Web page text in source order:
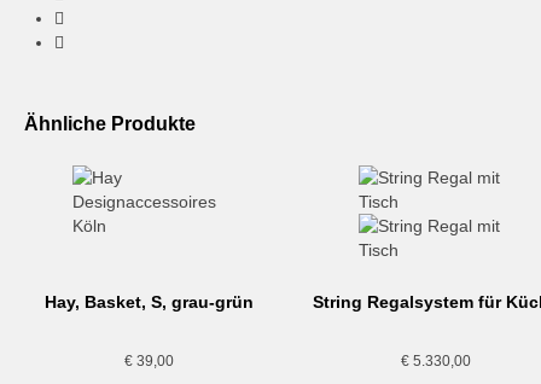
FARBE: red – Rot
ab einem Warenwert von € 60,- frei
Zahlungsarten:
Umtausch & Rückgabe
Als kleiner Laden freuen wir uns natürlich über möglichst
Ähnliche Produkte
Hay, Basket, S, grau-grün
€ 39,00
String Regalsystem für
€5.330,00